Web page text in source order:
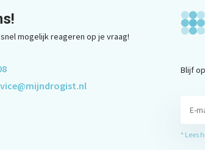
mogelijk reageren op je vraag!
Blijf
* Lees